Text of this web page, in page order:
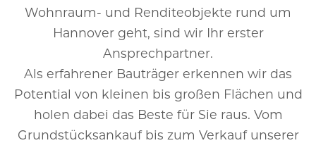
Wohnraum- und Renditeobjekte rund um
Hannover geht, sind wir Ihr erster
Ansprechpartner.
Als erfahrener Bauträger erkennen wir das
Potential von kleinen bis großen Flächen und
holen dabei das Beste für Sie raus. Vom
Grundstücksankauf bis zum Verkauf unserer